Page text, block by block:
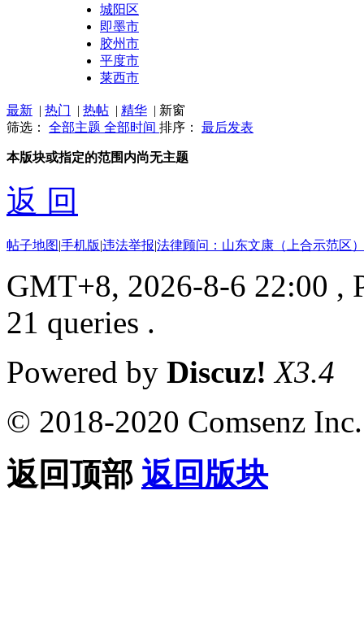
城阳区
即墨市
胶州市
平度市
莱西市
最新 | 热门 | 热帖 | 精华 | 新窗
筛选： 全部主题 全部时间 排序： 最后发表
本版块或指定的范围内尚无主题
返 回
帖子地图|手机版|违法举报|法律顾问：山东文康（上合示范区
GMT+8, 2026-8-6 22:00 ,
21 queries .
Powered by Discuz! X3.4
© 2018-2020 Comsenz Inc.
返回顶部 返回版块